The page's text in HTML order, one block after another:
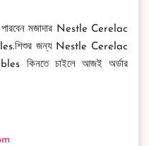
পারবেন মজাদার Nestle Cerelac
জন্য Nestle Cerelac
কিনতে চাইলে আজই অর্ডার